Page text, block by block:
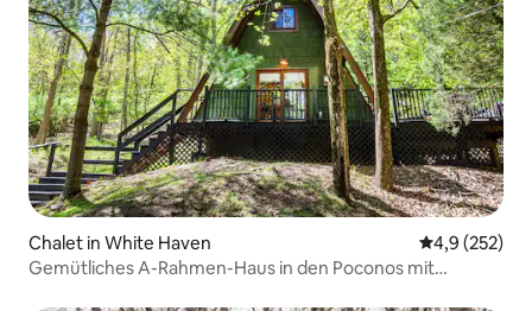
Chalet in White Haven
4,9 (252)
Gemütliches A-Rahmen-Haus in den Poconos mit